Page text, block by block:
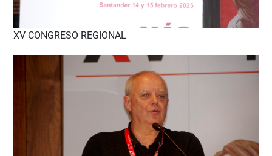
XV CONGRESO REGIONAL